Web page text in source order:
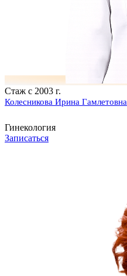
Стаж с 2003 г.
Колесникова Ирина Гамлетовна
Гинекология
Записаться